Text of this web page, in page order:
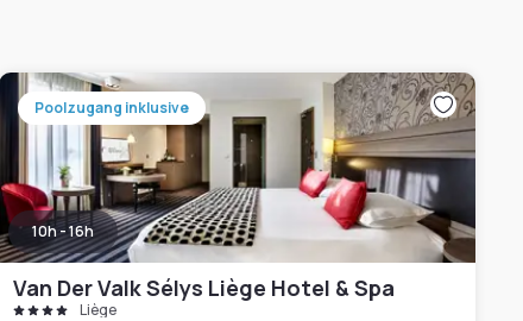
Poolzugang inklusive
10h - 16h
Van Der Valk Sélys Liège Hotel & Spa
Liège